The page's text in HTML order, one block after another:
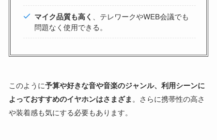
マイク品質も高く
、テレワークやWEB会議でも
問題なく使用できる。
このように予算や好きな音や音楽のジャンル、利用シーンに
よっておすすめのイヤホンはさまざま。さらに携帯性の高さ
や装着感も気にする必要もあります。